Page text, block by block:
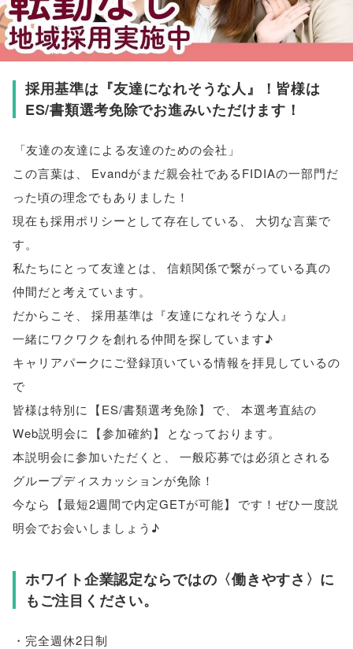
採用基準は『友達になれそうな人』！皆様は
ES/書類選考免除でお進みいただけます！
「友達の友達による友達のための会社 」
この言葉は
Evandがまだ親会社であるFIDIAの一部門だ
った頃の理念でもありました！
現在も採用ポリシーとして存在している
大切な言葉で
す。
私たちにとって友達とは
信頼関係で繋がっている真の
仲間だと考えています。
だからこそ
採用基準は『友達になれそうな人』
一緒にワクワクを創れる仲間を探しています♪
キャリアパークにご登録頂いている情報を拝見しているの
で
皆様は特別に
【ES/書類選考免除】 で
本選考直結の
Web説明会に
【参加確約】 となっております。
本説明会に参加いただくと
一般応募では必須とされる
グループディスカッションが免除！
今なら
【最短2週間で内定GETが可能】
です！ぜひ一度説
明会でお会いしましょう♪
ホワイト企業認定ならではの〈働きやすさ〉に
もご注目ください。
・完全週休2日制